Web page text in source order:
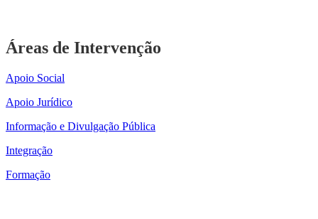
Áreas de Intervenção
Apoio Social
Apoio Jurídico
Informação e Divulgação Pública
Integração
Formação